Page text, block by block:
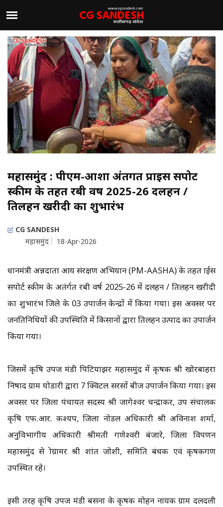
महासमुंद : पीएम-आशा अंतर्गत प्राईस सपोर्ट
स्कीम के तहत रबी वर्ष 2025-26 दलहन /
तिलहन खरीदी का शुभारंभ
CG SANDESH
महासमुंद
18-Apr-2026
प्रधानमंत्री अन्नदाता आय संरक्षण अभियान (PM-AASHA) के तहत प्राईस
सपोर्ट स्कीम के अतंर्गत रबी वर्ष 2025-26 में दलहन / तिलहन खरीदी
का शुभारंभ जिले के 03 उपार्जन केन्द्रों में किया गया। इस अवसर पर
जनप्रतिनिधियों की उपस्थिति में किसानों द्वारा तिलहन उत्पाद का उपार्जन
किया गया।
जिसमें कृषि उपज मंडी पिटियाझर महासमुंद में कृषक श्री खोरबाहरा
निषाद ग्राम घोडारी द्वारा 7 क्विटल सरसों बीज उपार्जन किया गया। इस
अवसर पर जिला पंचायत सदस्य श्री जागेश्वर चन्द्राकर, उप संचालक
कृषि एफ.आर. कश्यप, जिला नोडल अधिकारी श्री अविनाश शर्मा,
अनुविभागीय अधिकारी श्रीमती गणेश्वरी बंजारे, जिला विपणन
महासमुंद से प्रोग्रामर श्री प्रशांत जोशी, समिति प्रबंधक एवं कृषकगण
उपस्थित रहे।
इसी तरह कृषि उपज मंडी बसना के कृषक मोहन नायक ग्राम दलदली